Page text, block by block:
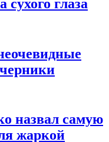
сухого глаза
назвал самую
жаркой